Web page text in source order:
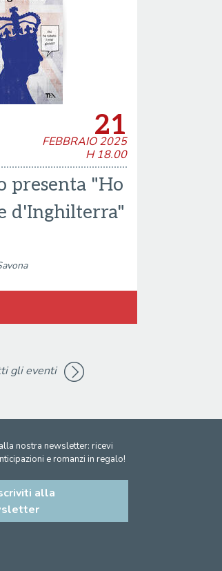
21
FEBBRAIO 2025
H 18.00
presenta "Ho
d'Inghilterra"
gli eventi
nostra newsletter: ricevi
e romanzi in regalo!
alla